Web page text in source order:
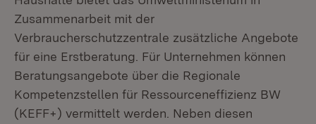
Zusammenarbeit mit der
Verbraucherschutzzentrale zusätzliche Angebote
für eine Erstberatung. Für Unternehmen können
Beratungsangebote über die Regionale
Kompetenzstellen für Ressourceneffizienz BW
(KEFF+) vermittelt werden. Neben diesen